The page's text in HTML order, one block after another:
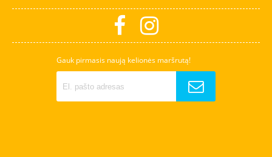
Gauk pirmasis naują kelionės maršrutą!